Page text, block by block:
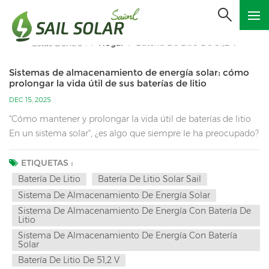
Estás Dentro : Hogar Batería De Litio De 51,2 V
Sistemas de almacenamiento de energía solar: cómo
prolongar la vida útil de sus baterías de litio
DEC 15, 2025
"Cómo mantener y prolongar la vida útil de baterías de litio
En un sistema solar", ¿es algo que siempre le ha preocupado?
El mantenimiento de las baterías de litio requiere considerar
muchos factores, como la gestión de la carga y descarga, el
control ambiental, la compatibilidad del sistema y la
monitorización diaria. A continuación, se muestra una guía
de mantenimiento del sistema: 1. Principios básicos: Evitar los
"tres altos y dos bajos"Tres ventajas: carga y descarga de alta
velocidad, entornos de temperatura alta y baja y
almacenamiento a largo plazo a alta capacidad (100 %
SOC). Dos puntos bajos: descarga excesiva (SOC bajo) y carga
ETIQUETAS :
Batería De Litio
Batería De Litio Solar Sail
Sistema De Almacenamiento De Energía Solar
Sistema De Almacenamiento De Energía Con Batería De
Litio
Sistema De Almacenamiento De Energía Con Batería
Solar
Batería De Litio De 51,2 V